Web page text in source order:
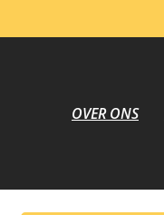
OVER ONS